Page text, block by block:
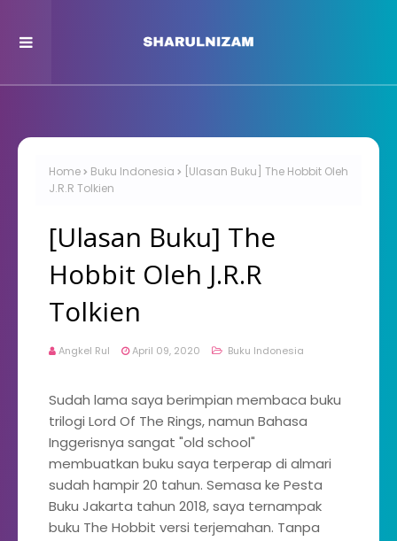
Home Buku Indonesia
[Ulasan Buku] The Hobbit Oleh
J.R.R Tolkien
[Ulasan Buku] The
Hobbit Oleh J.R.R
Tolkien
Angkel Rul April 09, 2020 Buku Indonesia
Sudah lama saya berimpian membaca buku
trilogi Lord Of The Rings, namun Bahasa
Inggerisnya sangat "old school"
membuatkan buku saya terperap di almari
sudah hampir 20 tahun. Semasa ke Pesta
Buku Jakarta tahun 2018, saya ternampak
buku The Hobbit versi terjemahan. Tanpa